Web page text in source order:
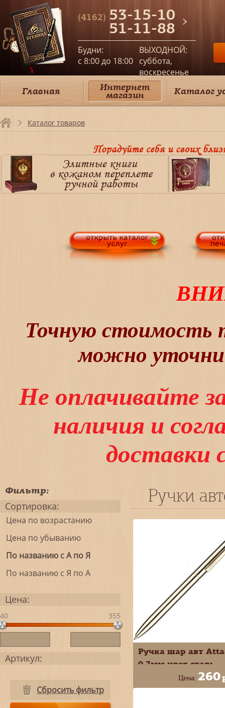
(4162) 53-15-10
51-11-88
Будни:
c 8:00 до 18:00
ВЫХОДНОЙ:
суббота,
воскресенье
Главная Интернет
магазин Каталог
Каталог товаров
Точную стоимость
можно
Не оплачивайте
наличия и
доставки
Фильтр:
Сортировка:
Цена по возрастанию
Цена по убыванию
По названию с А по Я
По названию с Я по А
Цена:
40 355
Артикул:
Сбросить фильтр
Ручки
Ручка шар авт
0,7мм цвет сталь
4007CN 196290
Цена: 260